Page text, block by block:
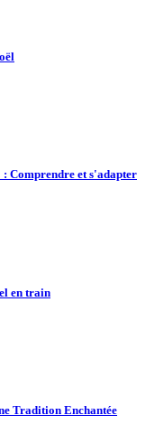
: Comprendre et s'adapter
en train
Tradition Enchantée